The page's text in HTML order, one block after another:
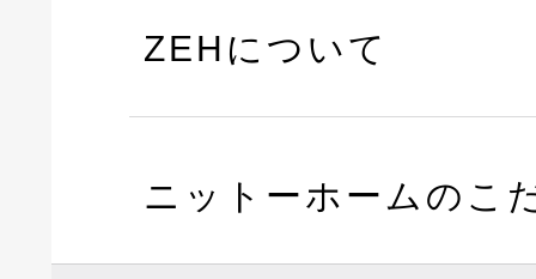
ZEHについて
ニットーホームのこ